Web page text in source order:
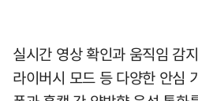
실시간 영상 확인과 움직임 감
라이버시 모드 등 다양한 안심